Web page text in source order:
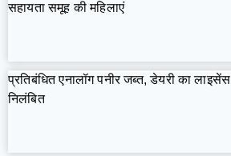
सहायता समूह की महिलाएं
प्रतिबंधित एनालॉग पनीर जब्त, डेयरी का लाइसेंस
निलंबित